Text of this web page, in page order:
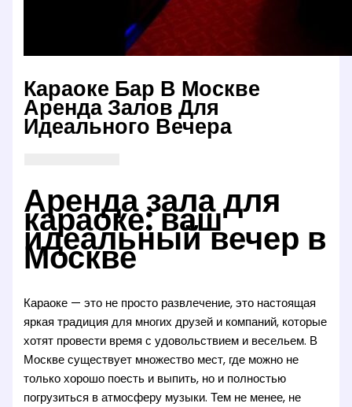
Караоке Бар В Москве
Аренда Залов Для
Идеального Вечера
Аренда зала для
караоке: ваш
идеальный вечер в
Москве
Караоке — это не просто развлечение, это настоящая
яркая традиция для многих друзей и компаний, которые
хотят провести время с удовольствием и весельем. В
Москве существует множество мест, где можно не
только хорошо поесть и выпить, но и полностью
погрузиться в атмосферу музыки. Тем не менее, не